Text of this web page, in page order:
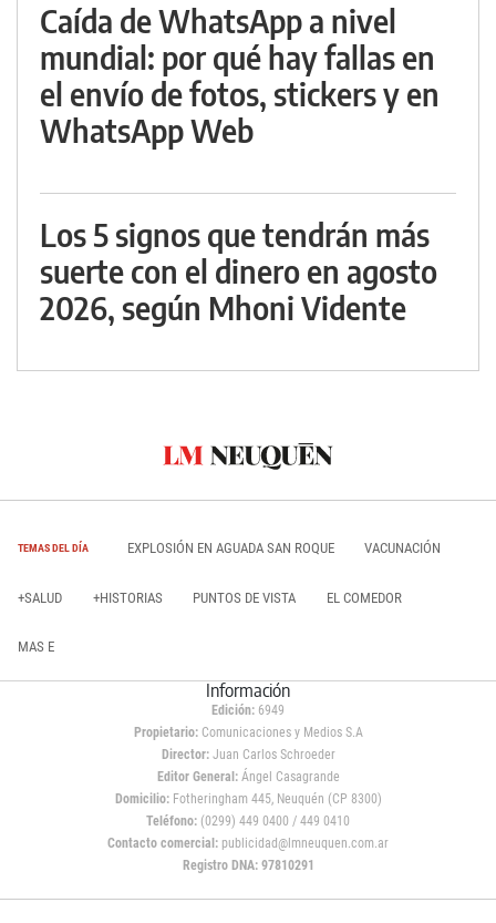
Caída de WhatsApp a nivel
mundial: por qué hay fallas en
el envío de fotos, stickers y en
WhatsApp Web
Los 5 signos que tendrán más
suerte con el dinero en agosto
2026, según Mhoni Vidente
TEMAS DEL DÍA EXPLOSIÓN EN AGUADA SAN ROQUE VACUNACIÓN
+SALUD +HISTORIAS PUNTOS DE VISTA EL COMEDOR
MAS E
Información
Edición: 6949
Propietario:Comunicaciones y Medios S.A
Director: Juan Carlos Schroeder
Editor General:Ángel Casagrande
Domicilio:Fotheringham 445, Neuquén (CP 8300)
Teléfono: (0299) 449 0400 / 449 0410
Contacto comercial: publicidad@lmneuquen.com.ar
Registro DNA: 97810291